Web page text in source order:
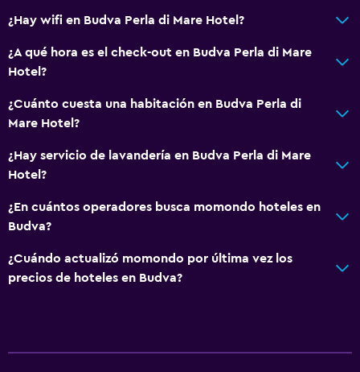
Papel higiénico
Habitaciones familiares
Vista a la montaña
Espacio de almacenamiento
Lavandería
Lavandería
¿Hay wifi en Budva Perla di Mare Hotel?
¿A qué hora es el check-out en Budva Perla di Mare
Hotel?
¿Cuánto cuesta una habitación en Budva Perla di
Mare Hotel?
¿Hay servicio de lavandería en Budva Perla di Mare
Hotel?
¿En cuántos operadores busca momondo hoteles en
Budva?
¿Cuándo actualizó momondo por última vez los
precios de hoteles en Budva?